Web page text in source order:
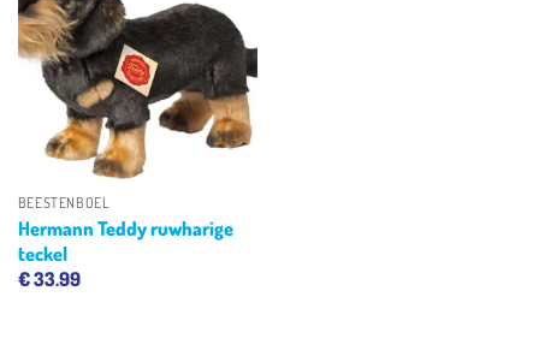
Toevoegen
aan
verlanglijst
BEESTENBOEL
Hermann Teddy ruwharige
teckel
€33.99